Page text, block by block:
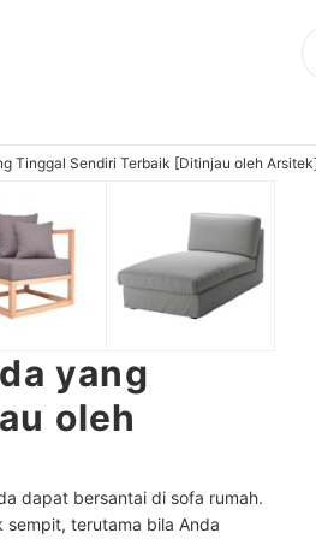
Tinggal Sendiri Terbaik [Ditinjau oleh
yang
oleh
dapat bersantai di sofa rumah.
sempit, terutama bila Anda